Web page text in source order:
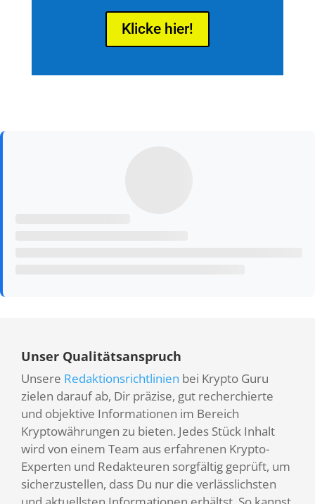
Klicke hier!
Unser Qualitätsanspruch
Unsere Redaktionsrichtlinien bei Krypto Guru
zielen darauf ab, Dir präzise, gut recherchierte
und objektive Informationen im Bereich
Kryptowährungen zu bieten. Jedes Stück Inhalt
wird von einem Team aus erfahrenen Krypto-
Experten und Redakteuren sorgfältig geprüft, um
sicherzustellen, dass Du nur die verlässlichsten